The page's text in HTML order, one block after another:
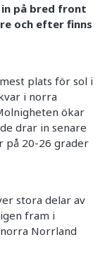
på bred front
och efter finns
plats för sol i
i norra
ökar
drar in senare
på 20-26 grader
stora delar av
fram i
Norrland